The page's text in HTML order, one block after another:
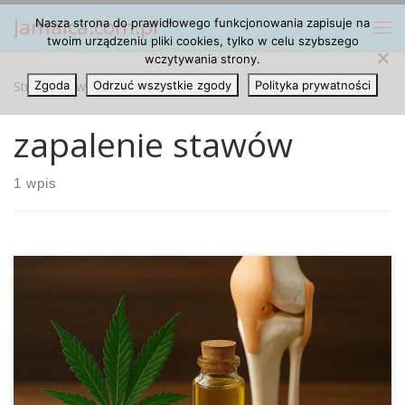
Przejdź do treści
Jamaica.com.pl
Strona główna » zapalenie stawów
zapalenie stawów
1 wpis
Najnowsze badania opublikowane w czasopiśmie
Rheumatology dostarczają coraz więcej dowodów na to, że
marihuana może wspierać leczenie zapalenia stawów.
Wyniki wskazują, że korzystny wpływ konopi wynika przede
wszystkim z aktywacji receptorów CB2, które odgrywają
kluczową rolę w regulacji stanów zapalnych w obrębie
Nasza strona do prawidłowego funkcjonowania zapisuje na
twoim urządzeniu pliki cookies, tylko w celu szybszego
wczytywania strony.
Zgoda
Odrzuć wszystkie zgody Polityka prywatności